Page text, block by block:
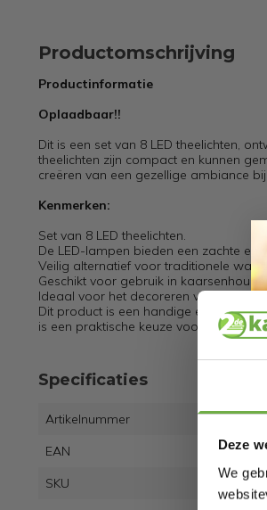
Deze
We
Productomschrijving
Productinformatie
Oplaadbaar!!
Dit is een set van 8 LED theelichten,
theelichten zijn compact en kunnen
creëren van een gezellige ambiance
Kenmerken:
Set van 8 LED theelichten.
De LED-lampen bieden een zachte en
Veilig alternatief voor traditionele wax
Geschikt voor gebruik in
Ideaal voor het decoreren van tafels,
Dit product is een handige en
is een praktische keuze voor het
Specificaties
Artikelnummer
EAN
SKU